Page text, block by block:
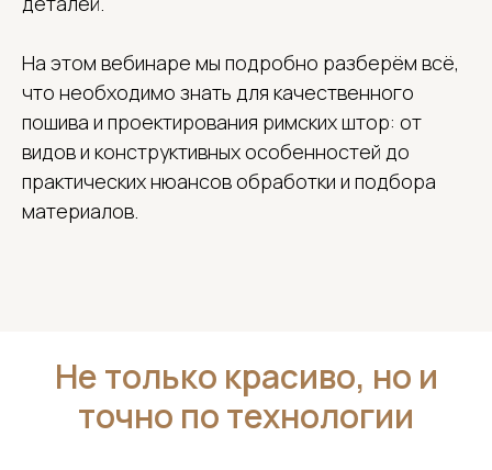
На этом вебинаре мы подробно разберём всё,
что необходимо знать для качественного
пошива и проектирования римских штор: от
видов и конструктивных особенностей до
практических нюансов обработки и подбора
материалов.
Не только красиво, но и
точно по технологии